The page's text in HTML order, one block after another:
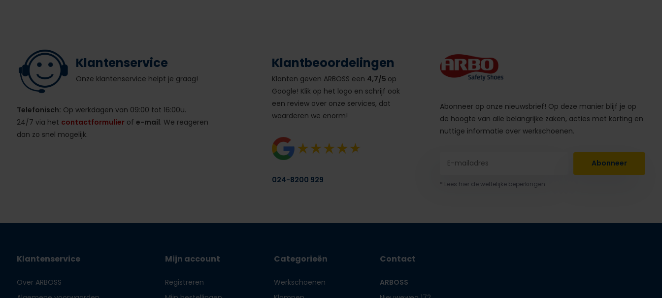
Klantenservice
Onze klantenservice helpt je graag!
Telefonisch: Op werkdagen van 09:00 tot 16:00u.
24/7 via het contactformulierof e-mail. We reageren
dan zo snel mogelijk.
Klantbeoordelingen
Klanten geven ARBOSS een 4,7/5 op
Google! Klik op het logo en schrijf ook
een review over onze services, dat
waarderen we enorm!
024-8200 929
Abonneer op onze nieuwsbrief! Op deze manier blijf je op
de hoogte van alle belangrijke zaken, acties met korting en
nuttige informatie over werkschoenen.
Abonneer
* Lees hier de wettelijke beperkingen
Klantenservice
Over ARBOSS
Mijn account
Registreren
Categorieën
Werkschoenen
Contact
ARBOSS